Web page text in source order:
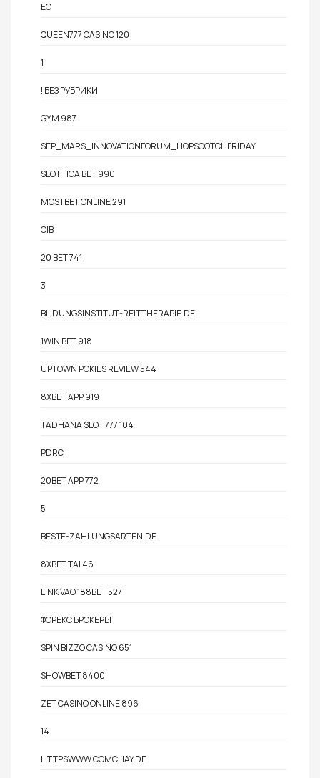
EC
QUEEN777 CASINO 120
1
! БЕЗ РУБРИКИ
GYM 987
SEP_MARS_INNOVATIONFORUM_HOPSCOTCHFRIDAY
SLOTTICA BET 990
MOSTBET ONLINE 291
CIB
20 BET 741
3
BILDUNGSINSTITUT-REITTHERAPIE.DE
1WIN BET 918
UPTOWN POKIES REVIEW 544
8XBET APP 919
TADHANA SLOT 777 104
PDRC
20BET APP 772
5
BESTE-ZAHLUNGSARTEN.DE
8XBET TAI 46
LINK VAO 188BET 527
ФОРЕКС БРОКЕРЫ
SPIN BIZZO CASINO 651
SHOWBET 8400
ZET CASINO ONLINE 896
14
HTTPSWWW.COMCHAY.DE